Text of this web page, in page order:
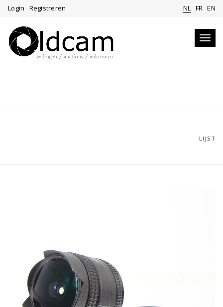
Login Registreren NL FR EN
LIJST